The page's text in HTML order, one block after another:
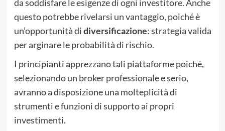
da soddisfare le esigenze di ogni investitore. Anche
questo potrebbe rivelarsi un vantaggio, poiché è
un’opportunità didiversificazione: strategia valida
per arginare le probabilità di rischio.
I principianti apprezzano tali piattaforme poiché,
selezionando un broker professionale e serio,
avranno a disposizione una molteplicità di
strumenti e funzioni di supporto ai propri
investimenti.